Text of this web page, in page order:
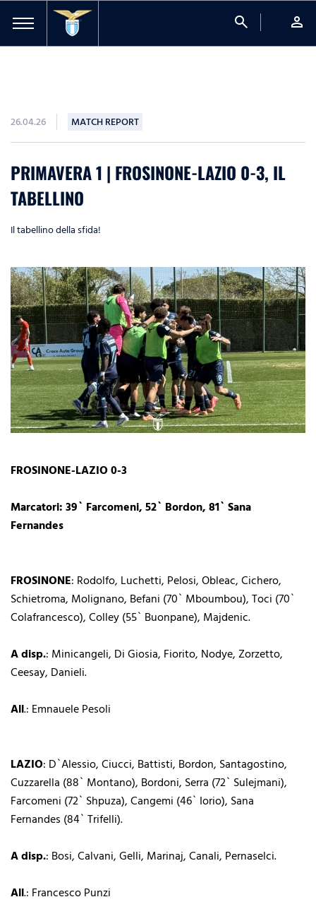
search person
26.04.26 MATCH REPORT
PRIMAVERA 1 | FROSINONE-LAZIO 0-3, IL
TABELLINO
Il tabellino della sfida!
FROSINONE-LAZIO 0-3
Marcatori: 39` Farcomeni, 52` Bordon, 81` Sana
Fernandes
FROSINONE: Rodolfo, Luchetti, Pelosi, Obleac, Cichero,
Schietroma, Molignano, Befani (70` Mboumbou), Toci (70`
Colafrancesco), Colley (55` Buonpane), Majdenic.
A disp.: Minicangeli, Di Giosia, Fiorito, Nodye, Zorzetto,
Ceesay, Danieli.
All.: Emnauele Pesoli
LAZIO: D`Alessio, Ciucci, Battisti, Bordon, Santagostino,
Cuzzarella (88` Montano), Bordoni, Serra (72` Sulejmani),
Farcomeni (72` Shpuza), Cangemi (46` Iorio), Sana
Fernandes (84` Trifelli).
A disp.: Bosi, Calvani, Gelli, Marinaj, Canali, Pernaselci.
All.: Francesco Punzi